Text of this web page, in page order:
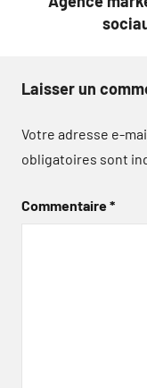
Laisser un
Votre adresse e-
obligatoires sont
Commentaire*